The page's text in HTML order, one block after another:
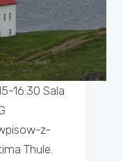
16:30 Sala
z-
Thule.